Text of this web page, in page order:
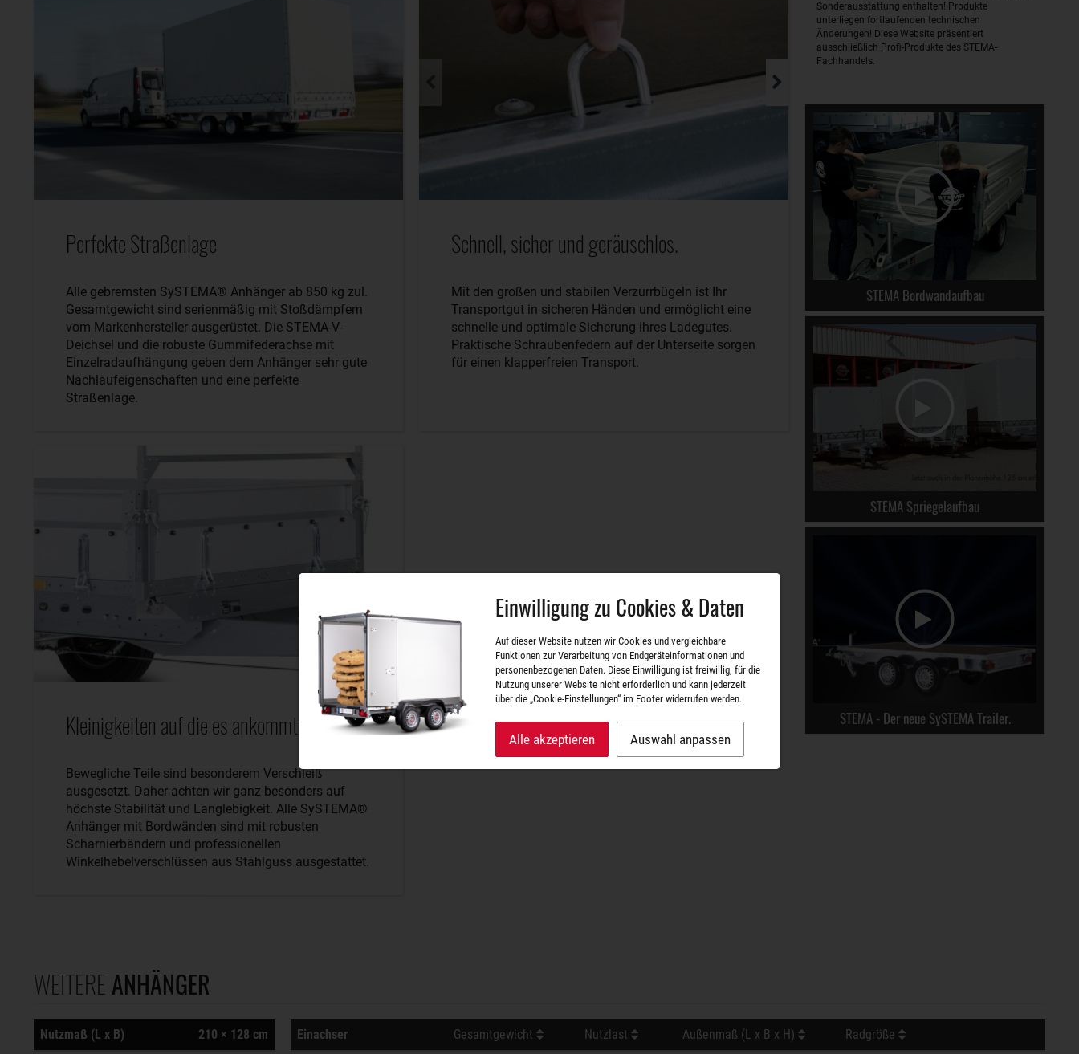
Perfekte Straßenlage
Alle gebremsten SySTEMA® Anhänger ab 850 kg zul.
Gesamtgewicht sind serienmäßig mit Stoßdämpfern
vom Markenhersteller ausgerüstet. Die STEMA-V-
Deichsel und die robuste Gummifederachse mit
Einzelradaufhängung geben dem Anhänger sehr gute
Nachlaufeigenschaften und eine perfekte
Straßenlage.
Schnell, sicher und geräuschlos.
Mit den großen und stabilen Verzurrbügeln ist Ihr
Transportgut in sicheren Händen und ermöglicht eine
schnelle und optimale Sicherung ihres Ladegutes.
Praktische Schraubenfedern auf der Unterseite sorgen
für einen klapperfreien Transport.
Kleinigkeiten auf die es ankommt.
Bewegliche Teile sind besonderem Verschleiß
ausgesetzt. Daher achten wir ganz besonders auf
höchste Stabilität und Langlebigkeit. Alle SySTEMA®
Anhänger mit Bordwänden sind mit robusten
Scharnierbändern und professionellen
Winkelhebelverschlüssen aus Stahlguss ausgestattet.
Sonderausstattung enthalten! Produkte
unterliegen fortlaufenden technischen
Änderungen! Diese Website präsentiert
ausschließlich Profi-Produkte des STEMA-
Fachhandels.
STEMA Bordwandaufbau
STEMA Spriegelaufbau
STEMA - Der neue SySTEMA Trailer.
WEITERE ANHÄNGER
Nutzmaß (L x B) 210 × 128 cm Einachser Gesamtgewicht Nutzlast Außenmaß (L x B x H) Radgröße
Einwilligung zu Cookies & Daten
Auf dieser Website nutzen wir Cookies und vergleichbare
Funktionen zur Verarbeitung von Endgeräteinformationen und
personenbezogenen Daten. Diese Einwilligung ist freiwillig, für die
Nutzung unserer Website nicht erforderlich und kann jederzeit
über die „Cookie-Einstellungen“ im Footer widerrufen werden.
Alle akzeptieren Auswahl anpassen